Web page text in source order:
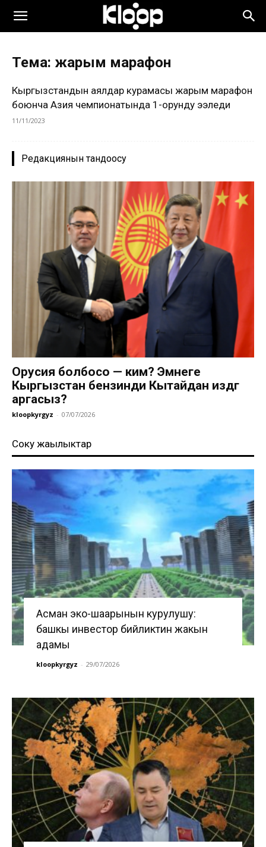
Тема: жарым марафон
Кыргызстандын аялдар курамасы жарым марафон
боюнча Азия чемпионатында 1-орунду ээледи
11/11/2023
Редакциянын тандоосу
Орусия болбосо — ким? Эмнеге
Кыргызстан бензинди Кытайдан издөөгө
аргасыз?
kloopkyrgyz - 07/07/2026
Соңку жаңылыктар
Асман эко-шаарынын курулушу:
башкы инвестор бийликтин жакын
адамы
kloopkyrgyz - 29/07/2026